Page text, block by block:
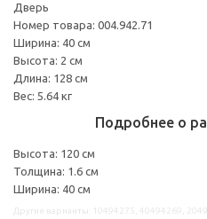
Дверь
Номер товара: 004.942.71
Ширина: 40 см
Высота: 2 см
Длина: 128 см
Вес: 5.64 кг
Подробнее о
Высота: 120 см
Толщина: 1.6 см
Ширина: 40 см